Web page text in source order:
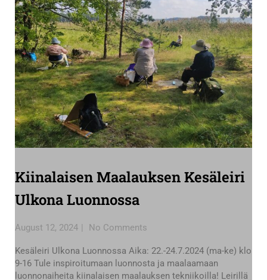
Kiinalaisen Maalauksen Kesäleiri
Ulkona Luonnossa
August 12, 2024 No Comments
Kesäleiri Ulkona Luonnossa Aika: 22.-24.7.2024 (ma-ke) klo
9-16 Tule inspiroitumaan luonnosta ja maalaamaan
luonnonaiheita kiinalaisen maalauksen tekniikoilla! Leirillä